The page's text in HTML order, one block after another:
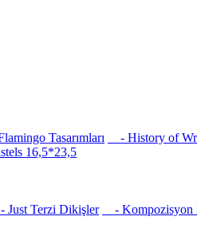
Tasarımları - History of
16,5*23,5
Just Terzi Dikişler - Kompozisyon